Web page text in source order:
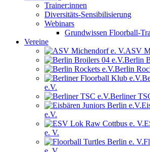
Trainer:innen
Diversitäts-Sensibilisierung
Webinars
Grundwissen Floorball-
Vereine
ASV
Berlin
Berlin
e.V.
Berliner
e.V.
e. V.